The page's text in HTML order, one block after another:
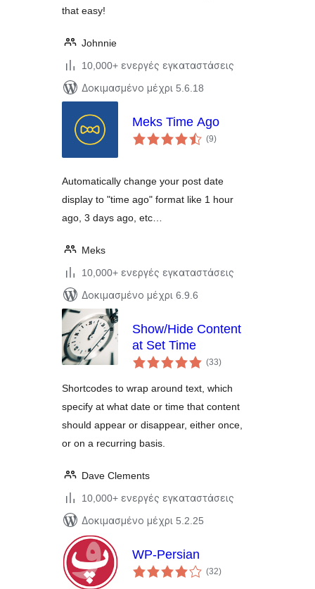
that easy!
Johnnie
10,000+ ενεργές εγκαταστάσεις
Δοκιμασμένο μέχρι 5.6.18
Meks Time Ago
(9αξιολογήσεις
σύνολο
)
Automatically change your post date
display to "time ago" format like 1 hour
ago, 3 days ago, etc…
Meks
10,000+ ενεργές εγκαταστάσεις
Δοκιμασμένο μέχρι 6.9.6
Show/Hide Content
at Set Time
(33αξιολογήσεις
σύνολο
)
Shortcodes to wrap around text, which
specify at what date or time that content
should appear or disappear, either once,
or on a recurring basis.
Dave Clements
10,000+ ενεργές εγκαταστάσεις
Δοκιμασμένο μέχρι 5.2.25
WP-Persian
(32αξιολογήσεις
σύνολο
)